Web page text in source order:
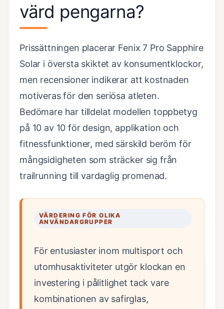
värd pengarna?
Prissättningen placerar Fenix 7 Pro Sapphire
Solar i översta skiktet av konsumentklockor,
men recensioner indikerar att kostnaden
motiveras för den seriösa atleten.
Bedömare har tilldelat modellen toppbetyg
på 10 av 10 för design, applikation och
fitnessfunktioner, med särskild beröm för
mångsidigheten som sträcker sig från
trailrunning till vardaglig promenad.
VÄRDERING FÖR OLIKA
ANVÄNDARGRUPPER
För entusiaster inom multisport och
utomhusaktiviteter utgör klockan en
investering i pålitlighet tack vare
kombinationen av safirglas,